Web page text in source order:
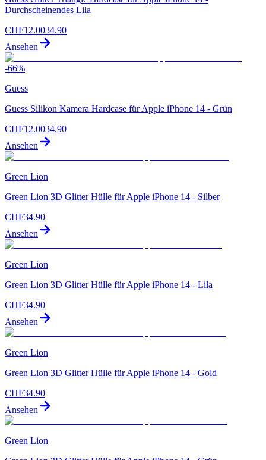
Durchscheinendes Lila
CHF12.0034.90
Ansehen
-66%
Guess
Guess Silikon Kamera Hardcase für Apple iPhone 14 - Grün
CHF12.0034.90
Ansehen
Green Lion
Green Lion 3D Glitter Hülle für Apple iPhone 14 - Silber
CHF34.90
Ansehen
Green Lion
Green Lion 3D Glitter Hülle für Apple iPhone 14 - Lila
CHF34.90
Ansehen
Green Lion
Green Lion 3D Glitter Hülle für Apple iPhone 14 - Gold
CHF34.90
Ansehen
Green Lion